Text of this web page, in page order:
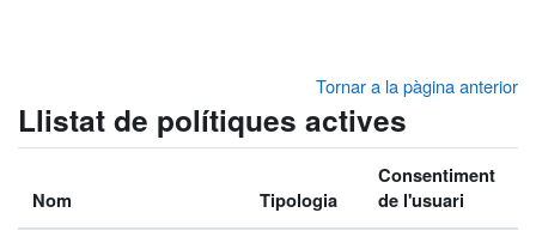
Tornar a la pàgina anterior
Llistat de polítiques actives
Nom Tipologia
Consentiment
de l'usuari